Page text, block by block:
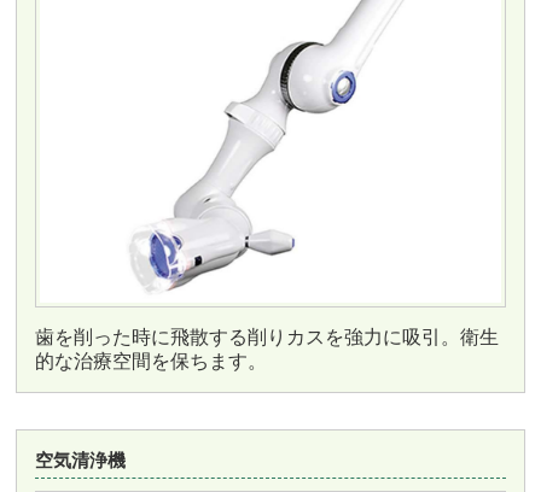
歯を削った時に飛散する削りカスを強力に吸引。衛生
的な治療空間を保ちます。
空気清浄機